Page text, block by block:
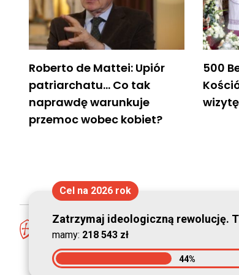
Roberto de Mattei: Upiór
patriarchatu… Co tak
naprawdę warunkuje
przemoc wobec kobiet?
500
Cel na 2026 rok
Zatrzymaj ideologiczną rewolucję.
mamy: 218 543 zł
44%